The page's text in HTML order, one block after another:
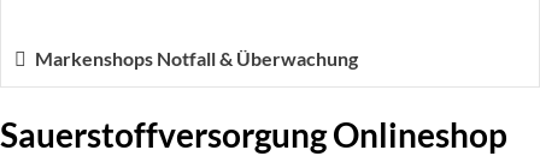
Markenshops Notfall & Überwachung
Sauerstoffversorgung Onlineshop